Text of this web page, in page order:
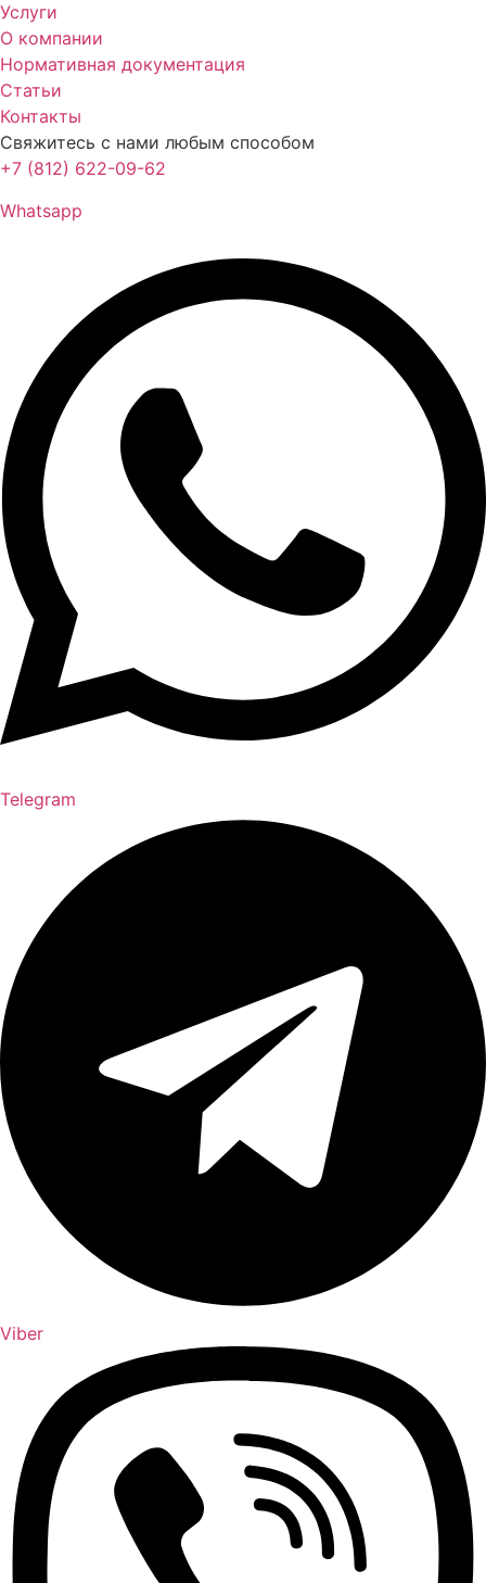
Услуги
О компании
Нормативная документация
Статьи
Контакты
Свяжитесь с нами любым способом
+7 (812) 622-09-62
Whatsapp
Telegram
Viber